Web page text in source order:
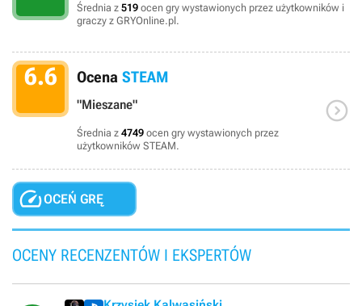
Średnia z 519 ocen gry wystawionych przez użytkowników i
graczy z GRYOnline.pl.
6.6 Ocena STEAM
"Mieszane"
Średnia z 4749 ocen gry wystawionych przez
użytkowników STEAM.

OCEŃ GRĘ
OCENY RECENZENTÓW I EKSPERTÓW